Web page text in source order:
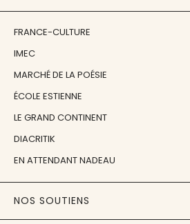
FRANCE-CULTURE
IMEC
MARCHÉ DE LA POÉSIE
ÉCOLE ESTIENNE
LE GRAND CONTINENT
DIACRITIK
EN ATTENDANT NADEAU
NOS SOUTIENS